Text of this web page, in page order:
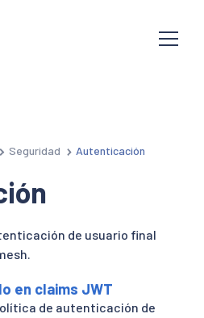
Seguridad Autenticación
de usuario final
en claims JWT
de autenticación de